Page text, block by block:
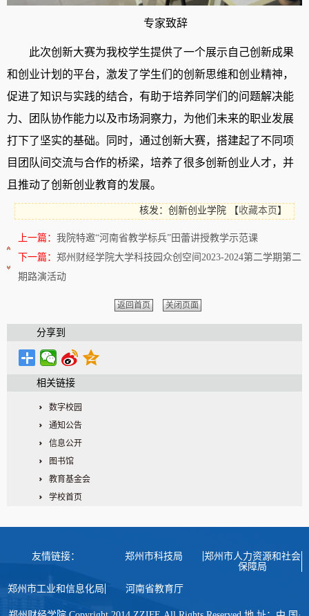
专家致辞
此次创新大赛为我校学生提供了一个展示自己创新成果
和创业计划的平台，激发了学生们的创新思维和创业精神，
促进了知识与实践的结合，有助于培养同学们的问题解决能
力、团队协作能力以及市场洞察力，为他们未来的职业发展
打下了坚实的基础。同时，通过创新大赛，搭建起了不同项
目团队间交流与合作的桥梁，培养了很多创新创业人才，并
且推动了创新创业教育的发展。
核发：创新创业学院 【收藏本页 】
上一篇： 我院特邀“河南省教学标兵”田蕾讲授教学示范课
下一篇： 郑州财经学院大学科技园众创空间2023-2024第二学期第二
期路演活动
返回首页 关闭页面
分享到
相关链接
数字校园
通知公告
信息公开
图书馆
教育基金会
学校首页
友情链接： 郑州市科技局
郑州市人力资源和社会
保障局
郑州市工业和信息化局 河南省教育厅